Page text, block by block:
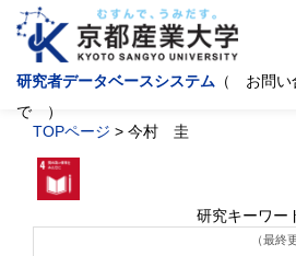
研究者データベースシステム （ お問い
で ）
TOPページ > 今村 圭
研究キーワー
（最終